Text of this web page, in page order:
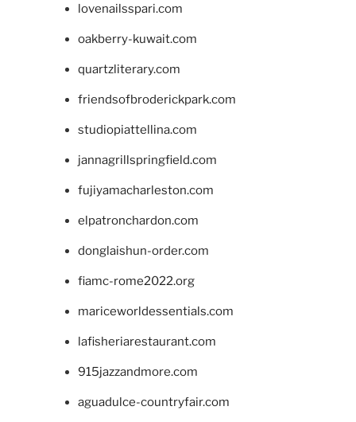
lovenailsspari.com
oakberry-kuwait.com
quartzliterary.com
friendsofbroderickpark.com
studiopiattellina.com
jannagrillspringfield.com
fujiyamacharleston.com
elpatronchardon.com
donglaishun-order.com
fiamc-rome2022.org
mariceworldessentials.com
lafisheriarestaurant.com
915jazzandmore.com
aguadulce-countryfair.com